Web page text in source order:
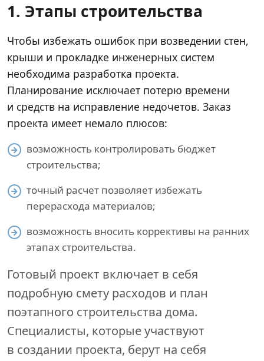
1. Этапы строительства
Чтобы избежать ошибок при возведении стен,
крыши и прокладке инженерных систем
необходима разработка проекта.
Планирование исключает потерю времени
и средств на исправление недочетов. Заказ
проекта имеет немало плюсов:
возможность контролировать бюджет
строительства;
точный расчет позволяет избежать
перерасхода материалов;
возможность вносить коррективы на ранних
этапах строительства.
Готовый проект включает в себя
подробную смету расходов и план
поэтапного строительства дома.
Специалисты, которые участвуют
в создании проекта, берут на себя